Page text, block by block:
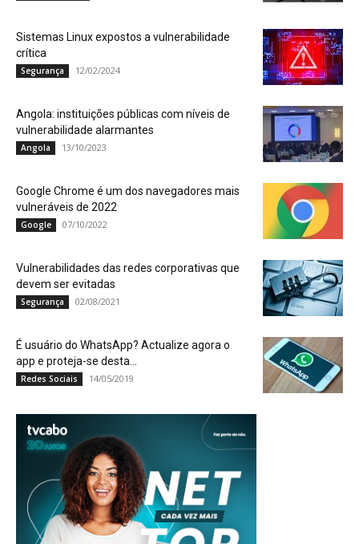
Sistemas Linux expostos a vulnerabilidade
crítica
Segurança 12/02/2024
Angola: instituições públicas com níveis de
vulnerabilidade alarmantes
Angola 13/10/2023
Google Chrome é um dos navegadores mais
vulneráveis de 2022
Google 07/10/2022
Vulnerabilidades das redes corporativas que
devem ser evitadas
Segurança 02/08/2021
É usuário do WhatsApp? Actualize agora o
app e proteja-se desta...
Redes Sociais 14/05/2019